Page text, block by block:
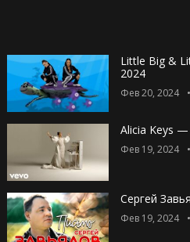
Little Big &
2024
Фев 20, 2024
Alicia Keys
Фев 19, 2024
Сергей
Фев 19, 2024